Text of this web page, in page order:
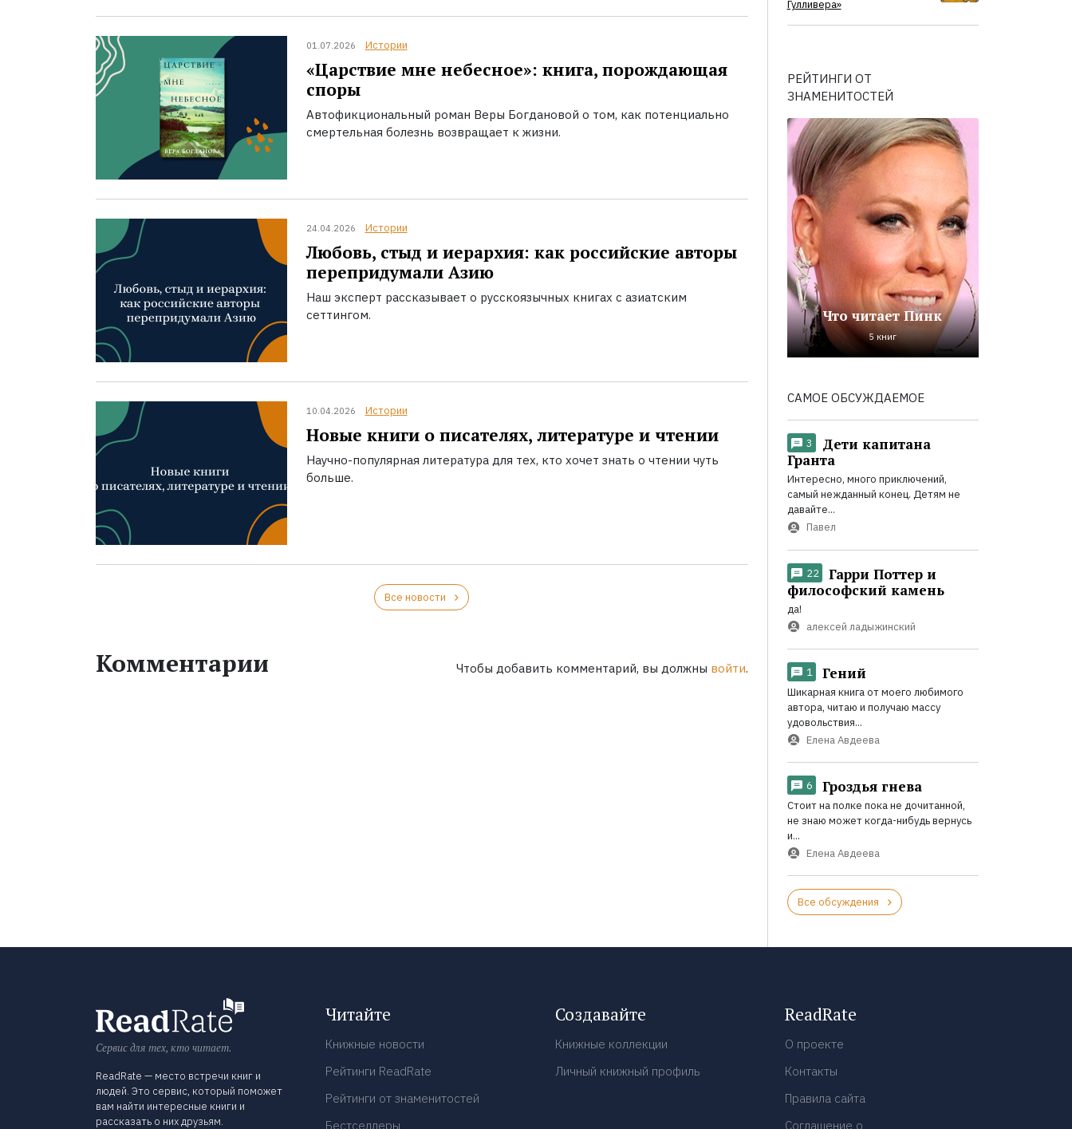
01.07.2026 Истории
«Царствие мне небесное»: книга, порождающая
споры
Автофикциональный роман Веры Богдановой о том, как потенциально
смертельная болезнь возвращает к жизни.
24.04.2026 Истории
Любовь, стыд и иерархия: как российские авторы
перепридумали Азию
Наш эксперт рассказывает о русскоязычных книгах с азиатским
сеттингом.
10.04.2026 Истории
Новые книги о писателях, литературе и чтении
Научно-популярная литература для тех, кто хочет знать о чтении чуть
больше.
Все новости
Комментарии Чтобы добавить комментарий, вы должны войти.
Гулливера»
РЕЙТИНГИ ОТ
ЗНАМЕНИТОСТЕЙ
Что читает Пинк
5 книг
САМОЕ ОБСУЖДАЕМОЕ
3
Дети капитана
Гранта
Интересно, много приключений,
самый нежданный конец. Детям не
давайте...
Павел
22
Гарри Поттер и
философский камень
да!
алексей ладыжинский
1 Гений
Шикарная книга от моего любимого
автора, читаю и получаю массу
удовольствия...
Елена Авдеева
6 Гроздья гнева
Стоит на полке пока не дочитанной,
не знаю может когда-нибудь вернусь
и...
Елена Авдеева
Все обсуждения
Сервис для тех, кто читает.
ReadRate — место встречи книг и
людей. Это сервис, который поможет
вам найти интересные книги и
рассказать о них друзьям.
Читайте
Книжные новости
Рейтинги ReadRate
Рейтинги от знаменитостей
Бестселлеры
Создавайте
Книжные коллекции
Личный книжный профиль
ReadRate
О проекте
Контакты
Правила сайта
Соглашение о